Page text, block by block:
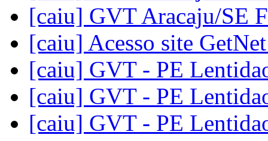
[caiu] GVT Aracaju/SE
[caiu] Acesso site
[caiu] GVT - PE
[caiu] GVT - PE
[caiu] GVT - PE